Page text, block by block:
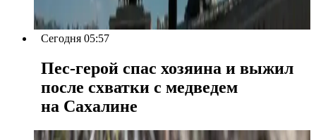
Сегодня 05:57
Пес-герой спас хозяина и выжил
после схватки с медведем
на Сахалине